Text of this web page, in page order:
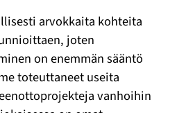
arvokkaita kohteita
joten
on enemmän sääntö
toteuttaneet useita
vanhoihin